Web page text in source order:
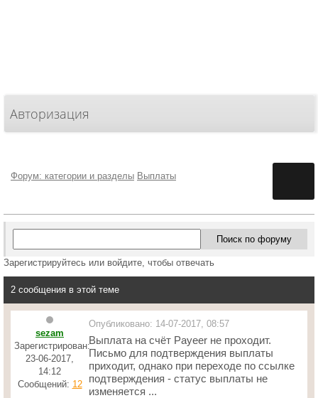
Авторизация
Форум: категории и разделы Выплаты
Зарегистрируйтесь или войдите, чтобы отвечать
2 сообщения в этой теме
sezam
Зарегистрирован:
23-06-2017,
14:12
Сообщений: 12
Опубликовано: 14-07-2017, 08:57
Выплата на счёт Payeer не проходит.
Письмо для подтверждения выплаты
приходит, однако при переходе по ссылке
подтверждения - статус выплаты не
изменяется ...